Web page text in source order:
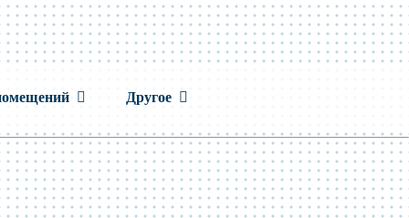
Другое